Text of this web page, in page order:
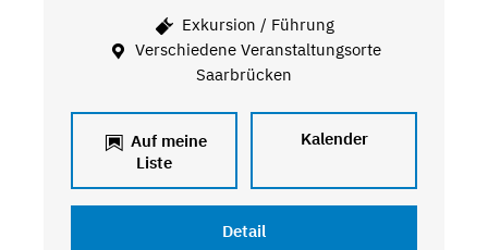
Exkursion / Führung
Verschiedene Veranstaltungsorte
Saarbrücken
Auf meine
Liste
Kalender
Detail